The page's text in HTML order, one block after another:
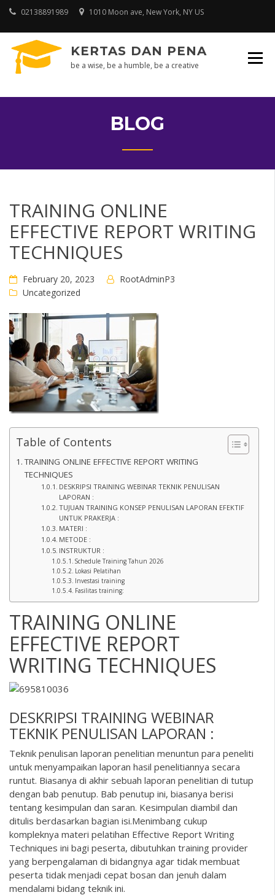
Skip
content
02138891989 1010 Moon ave, New York, NY US
KERTAS DAN PENA
be a wise, be a humble, be a creative
BLOG
TRAINING ONLINE
EFFECTIVE REPORT WRITING
TECHNIQUES
February 20, 2023
RootAdminP3
Uncategorized
Table of Contents
TRAINING ONLINE EFFECTIVE REPORT WRITING
TECHNIQUES
DESKRIPSI TRAINING WEBINAR TEKNIK PENULISAN
LAPORAN :
TUJUAN TRAINING KONSEP PENULISAN LAPORAN EFEKTIF
UNTUK PRAKERJA :
MATERI :
METODE :
INSTRUKTUR :
Schedule Training Tahun 2026
Lokasi Pelatihan
Investasi training
Fasilitas training:
TRAINING ONLINE
EFFECTIVE REPORT
WRITING TECHNIQUES
DESKRIPSI TRAINING WEBINAR
TEKNIK PENULISAN LAPORAN :
Teknik penulisan laporan penelitian menuntun para peneliti
untuk menyampaikan laporan hasil penelitiannya secara
runtut. Biasanya di akhir sebuah laporan penelitian di tutup
dengan bab penutup. Bab penutup ini, biasanya berisi
tentang kesimpulan dan saran. Kesimpulan diambil dan
ditulis berdasarkan bagian isi.Menimbang cukup
kompleknya materi pelatihan Effective Report Writing
Techniques ini bagi peserta, dibutuhkan training provider
yang berpengalaman di bidangnya agar tidak membuat
peserta tidak menjadi cepat bosan dan jenuh dalam
mendalami bidang teknik ini.